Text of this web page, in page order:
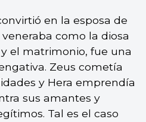
en la esposa de
veneraba como la diosa
el matrimonio, fue una
Zeus cometía
y Hera emprendía
sus amantes y
Tal es el caso